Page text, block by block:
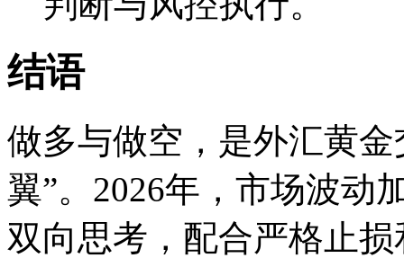
结语
做多与做空，是外汇黄
翼”。2026年，市场波动
双向思考，配合严格止